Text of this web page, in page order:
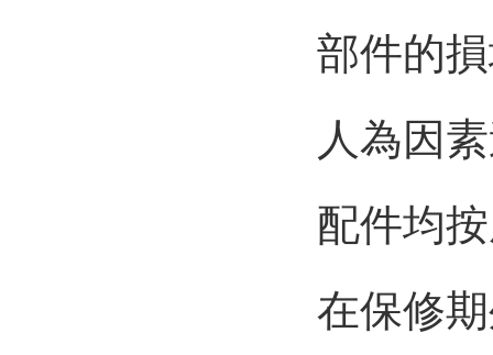
部件的損
人為因
配件均
在保修